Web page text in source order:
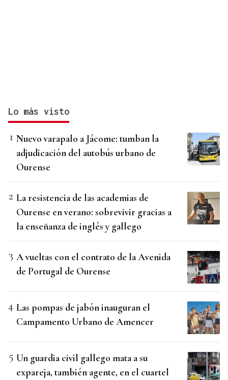
Lo más visto
Nuevo varapalo a Jácome: tumban la
adjudicación del autobús urbano de
Ourense
La resistencia de las academias de
Ourense en verano: sobrevivir gracias a
la enseñanza de inglés y gallego
A vueltas con el contrato de la Avenida
de Portugal de Ourense
Las pompas de jabón inauguran el
Campamento Urbano de Amencer
Un guardia civil gallego mata a su
expareja, también agente, en el cuartel